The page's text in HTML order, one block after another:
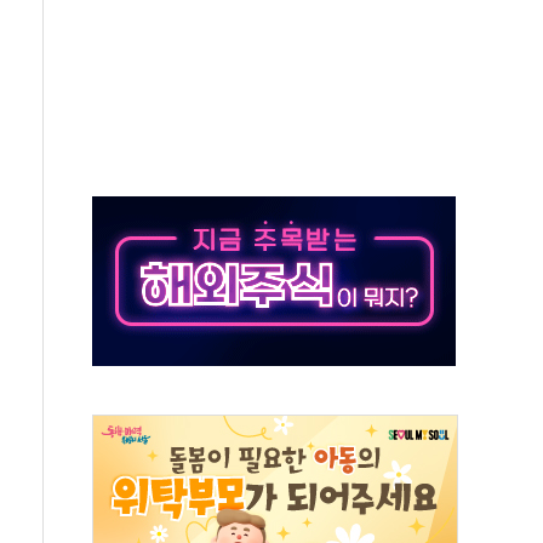
임' 임성근 전 사단장 항소심도 징역 3년 선고
특별위원회 전체회의서 발언하는 장동혁 대표
유럽 패싱… '유로화 팔아 엔화 부양' 사후 통보만
…'닥터 코퍼'가 말하는 경기 신호가 달라졌다
민 노선 재개...3년 2개월 만
양성 제고 특별 위원회 위촉장 수여식 및 1차 회의